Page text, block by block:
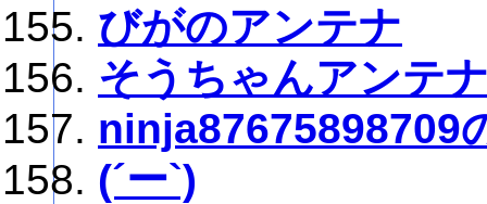
びがのアンテナ
そうちゃんアンテ
ninja87675898709
(´ー`)